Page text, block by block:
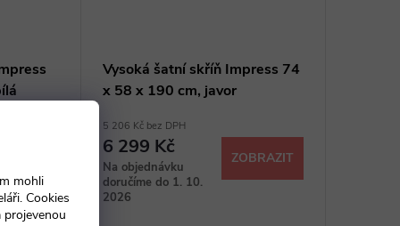
mohli
Cookies
projevenou
Vysoká šatní skříň Impress 74
x 58 x 190 cm, javor
5 206 Kč bez DPH
6 299 Kč
Na objednávku
doručíme do 1. 10.
2026
ZOBRAZIT